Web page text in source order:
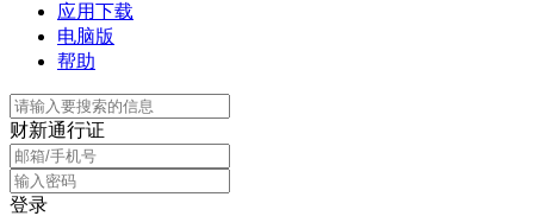
应用下载
电脑版
帮助
财新通行证
登录